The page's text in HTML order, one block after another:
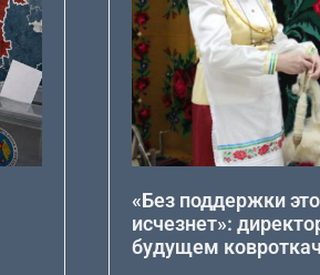
«Без поддержки
исчезнет»:
будущем